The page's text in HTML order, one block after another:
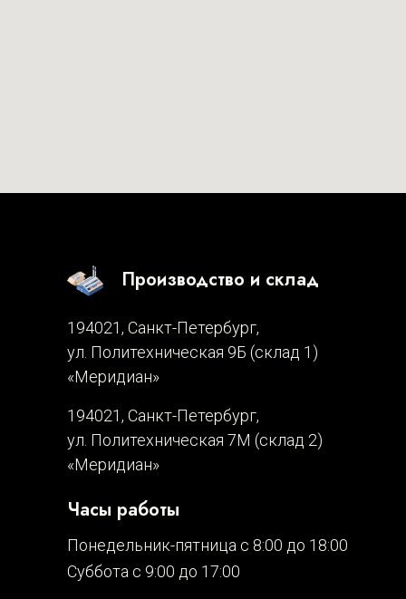
Производство и склад
194021, Санкт-Петербург,
ул. Политехническая 9Б (склад 1)
«Меридиан»
Часы работы
Понедельник-пятница с 8:00 до 18:00
194021, Санкт-Петербург,
ул. Политехническая 7М (склад 2)
«Меридиан»
Суббота с 9:00 до 17:00